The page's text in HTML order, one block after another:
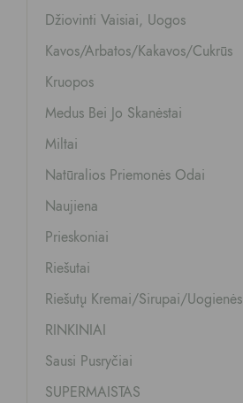
Džiovinti Vaisiai, Uogos
Kavos/arbatos/kakavos/cukrūs
Kruopos
Medus Bei Jo Skanėstai
Miltai
Natūralios Priemonės Odai
Naujiena
Prieskoniai
Riešutai
Riešutų Kremai/sirupai/uogienės
RINKINIAI
Sausi Pusryčiai
SUPERMAISTAS